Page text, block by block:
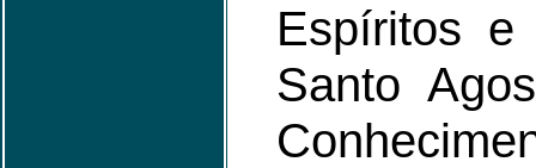
Espíritos e
Santo